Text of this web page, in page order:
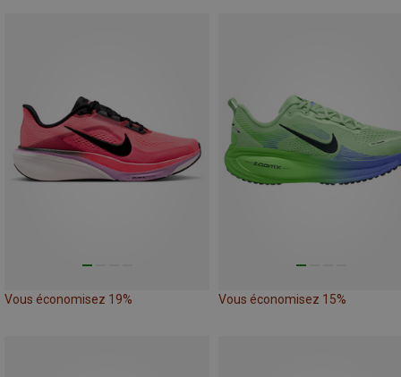
Vous économisez 19% Vous économisez 15%